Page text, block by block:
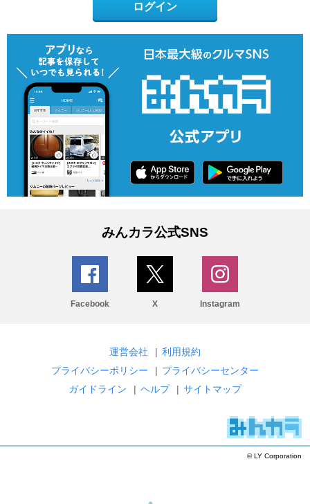
ログイン
みんカラ公式SNS
Facebook X Instagram
運営会社 | 利用規約
プライバシーポリシー
| プライバシーセンター
ガイドライン
| ヘルプ | サイトマップ
© LY Corporation